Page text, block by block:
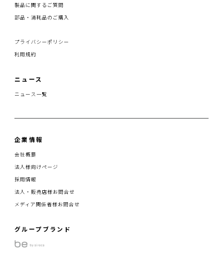
製品に関するご質問
部品・消耗品のご購入
プライバシーポリシー
利用規約
ニュース
ニュース一覧
企業情報
会社概要
法人様向けページ
採用情報
法人・販売店様お問合せ
メディア関係者様お問合せ
グループブランド